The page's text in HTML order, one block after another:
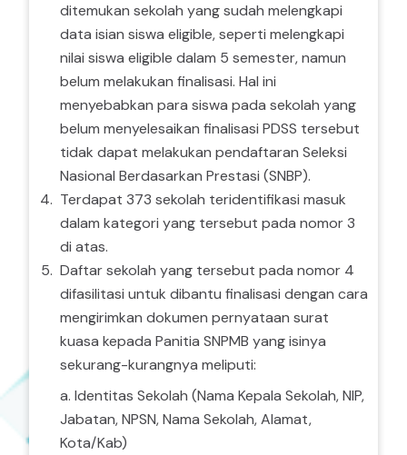
ditemukan sekolah yang sudah melengkapi
data isian siswa eligible, seperti melengkapi
nilai siswa eligible dalam 5 semester, namun
belum melakukan finalisasi. Hal ini
menyebabkan para siswa pada sekolah yang
belum menyelesaikan finalisasi PDSS tersebut
tidak dapat melakukan pendaftaran Seleksi
Nasional Berdasarkan Prestasi (SNBP).
Terdapat 373 sekolah teridentifikasi masuk
dalam kategori yang tersebut pada nomor 3
di atas.
Daftar sekolah yang tersebut pada nomor 4
difasilitasi untuk dibantu finalisasi dengan cara
mengirimkan dokumen pernyataan surat
kuasa kepada Panitia SNPMB yang isinya
sekurang-kurangnya meliputi:
a. Identitas Sekolah (Nama Kepala Sekolah, NIP,
Jabatan, NPSN, Nama Sekolah, Alamat,
Kota/Kab)